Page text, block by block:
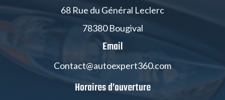
68 Rue du Général Leclerc
78380 Bougival
Email
Contact@autoexpert360.com
Horaires d’ouverture